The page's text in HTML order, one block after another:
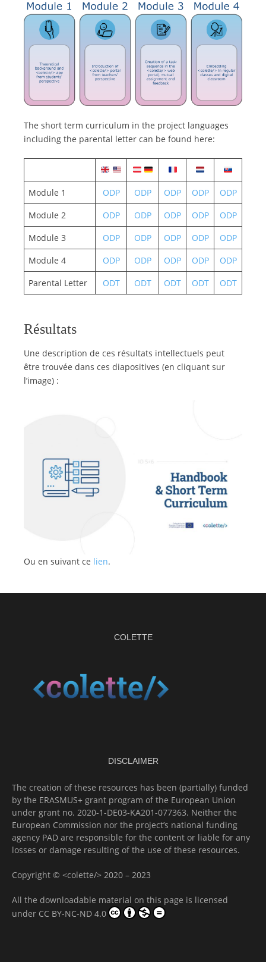
The short term curriculum in the project languages
including the parental letter can be found here:
Module 1 ODP ODP ODP ODP
ODP
Module 2
ODP ODP ODP ODP
ODP
Module 3
ODP ODP ODP ODP
ODP
Module 4
ODP ODP ODP ODP
ODP
Parental Letter
ODT ODT ODT ODT ODT
Résultats
Une description de ces résultats intellectuels peut
être trouvée dans ces diapositives (en cliquant sur
l’image) :
Ou en suivant ce lien.
COLETTE
DISCLAIMER
The creation of these resources has been (partially) funded
by the ERASMUS+ grant program of the European Union
under grant no. 2020-1-DE03-KA201-077363. Neither the
European Commission nor the project’s national funding
agency PAD are responsible for the content or liable for any
losses or damage resulting of the use of these resources.
Copyright © <colette/> 2020 – 2023
All the downloadable material on this page is licensed
under CC BY-NC-ND 4.0